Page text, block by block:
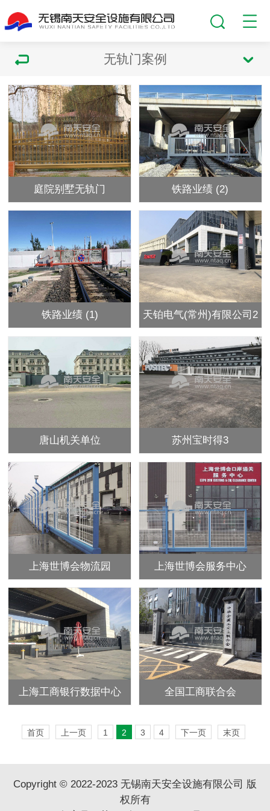
无轨门案例
庭院别墅无轨门 铁路业绩 (2)
铁路业绩 (1) 天铂电气(常州)有限公司2
唐山机关单位 苏州宝时得3
上海世博会物流园 上海世博会服务中心
上海工商银行数据中心 全国工商联合会
首页 上一页 1 2 3 4 下一页 末页
Copyright © 2022-2023 无锡南天安全设施有限公司 版
权所有